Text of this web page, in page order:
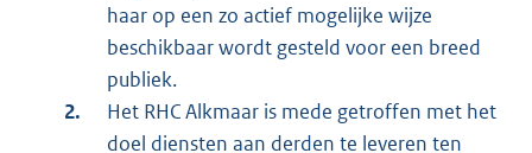
haar op een zo actief mogelijke wijze
beschikbaar wordt gesteld voor een breed
publiek.
Het RHC Alkmaar is mede getroffen met het
doel diensten aan derden te leveren ten